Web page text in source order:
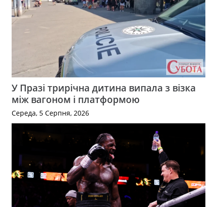
У Празі трирічна дитина випала з візка
між вагоном і платформою
Середа, 5 Серпня, 2026